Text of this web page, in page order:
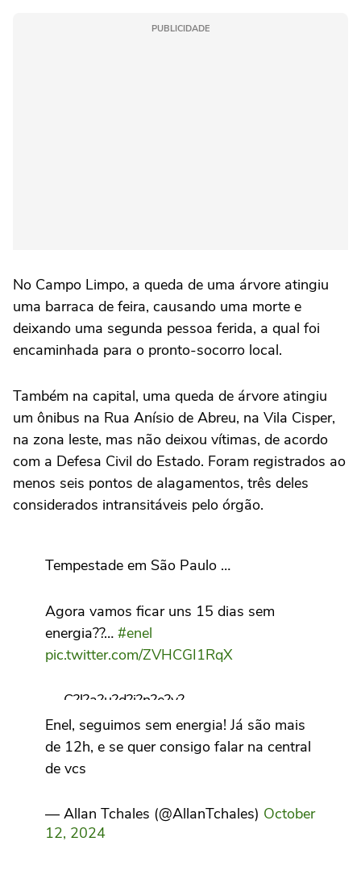
PUBLICIDADE
No Campo Limpo, a queda de uma árvore atingiu
uma barraca de feira, causando uma morte e
deixando uma segunda pessoa ferida, a qual foi
encaminhada para o pronto-socorro local.
Também na capital, uma queda de árvore atingiu
um ônibus na Rua Anísio de Abreu, na Vila Cisper,
na zona leste, mas não deixou vítimas, de acordo
com a Defesa Civil do Estado. Foram registrados ao
menos seis pontos de alagamentos, três deles
considerados intransitáveis pelo órgão.
Tempestade em São Paulo …
Agora vamos ficar uns 15 dias sem
energia??… #enel
pic.twitter.com/ZVHCGI1RqX
— C?l?a?u?d?i?n?e?y?
(@SantosClaudiney)October 11, 2024
Enel, seguimos sem energia! Já são mais
de 12h, e se quer consigo falar na central
de vcs
— Allan Tchales (@AllanTchales) October
12, 2024